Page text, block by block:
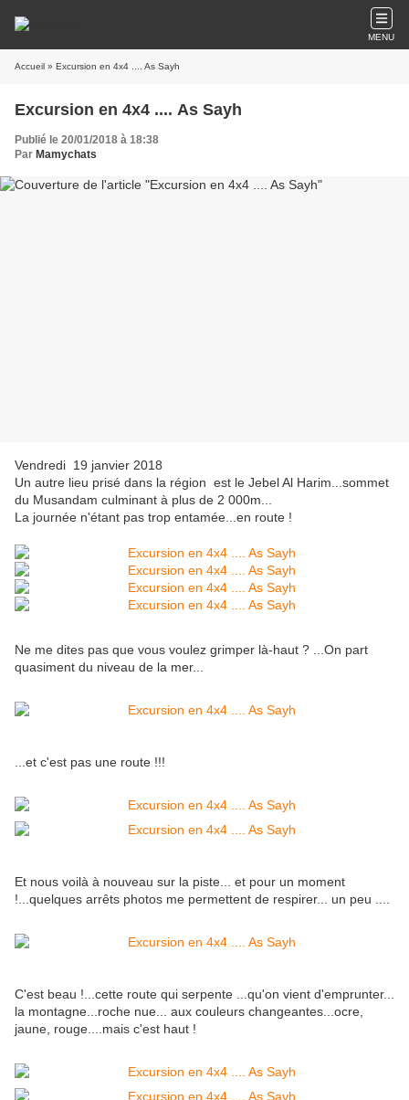
MENU
Accueil » Excursion en 4x4 .... As Sayh
Excursion en 4x4 .... As Sayh
Publié le 20/01/2018 à 18:38
Par Mamychats
Vendredi 19 janvier 2018
Un autre lieu prisé dans la région est le Jebel Al Harim...sommet
du Musandam culminant à plus de 2 000m...
La journée n'étant pas trop entamée...en route !
Ne me dites pas que vous voulez grimper là-haut ? ...On part
quasiment du niveau de la mer...
...et c'est pas une route !!!
Et nous voilà à nouveau sur la piste... et pour un moment
!...quelques arrêts photos me permettent de respirer... un peu ....
C'est beau !...cette route qui serpente ...qu'on vient d'emprunter...
la montagne...roche nue... aux couleurs changeantes...ocre,
jaune, rouge....mais c'est haut !